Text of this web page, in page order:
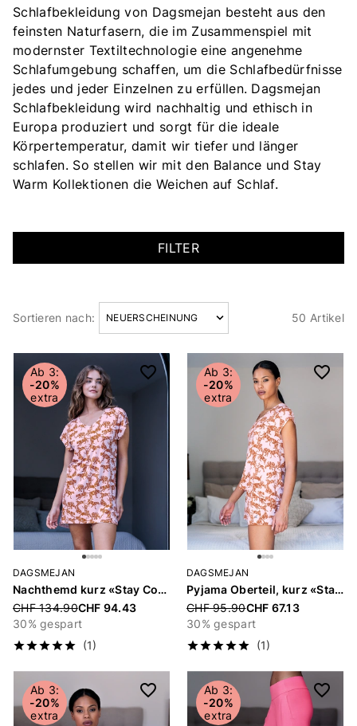
Schlafbekleidung von Dagsmejan besteht aus den
feinsten Naturfasern, die im Zusammenspiel mit
modernster Textiltechnologie eine angenehme
Schlafumgebung schaffen, um die Schlafbedürfnisse
jedes und jeder Einzelnen zu erfüllen. Dagsmejan
Schlafbekleidung wird nachhaltig und ethisch in
Europa produziert und sorgt für die ideale
Körpertemperatur, damit wir tiefer und länger
schlafen. So stellen wir mit den Balance und Stay
Warm Kollektionen die Weichen auf Schlaf.
FILTER
Sortieren nach: 50 Artikel
Artikel
Ab 3:
-20%
extra
DAGSMEJAN
Nachthemd kurz «Stay Cool»
Price reduced from
CHF 134.90CHF 94.43
30% gespart
(1)
Ab 3:
-20%
extra
DAGSMEJAN
Pyjama Oberteil, kurz «Stay Cool»
Price reduced from
CHF 95.90CHF 67.13
30% gespart
(1)
Ab 3:
-20%
extra
Ab 3:
-20%
extra